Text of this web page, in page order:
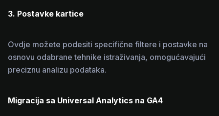
3. Postavke kartice
Ovdje možete podesiti specifične filtere i postavke na
osnovu odabrane tehnike istraživanja, omogućavajući
preciznu analizu podataka.
Migracija sa Universal Analytics na GA4